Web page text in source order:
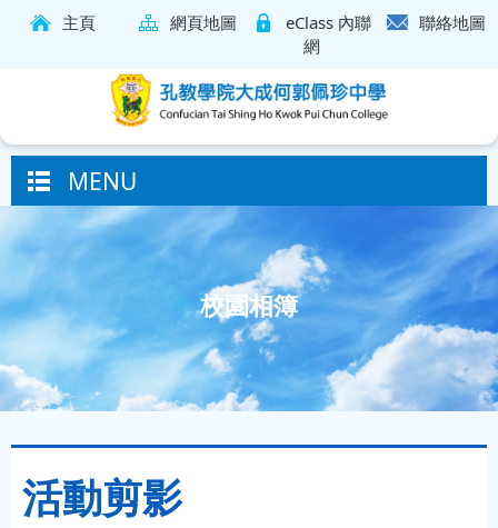
主頁 網頁地圖
eClass 內聯
網
聯絡地圖
MENU
校園相簿
活動剪影